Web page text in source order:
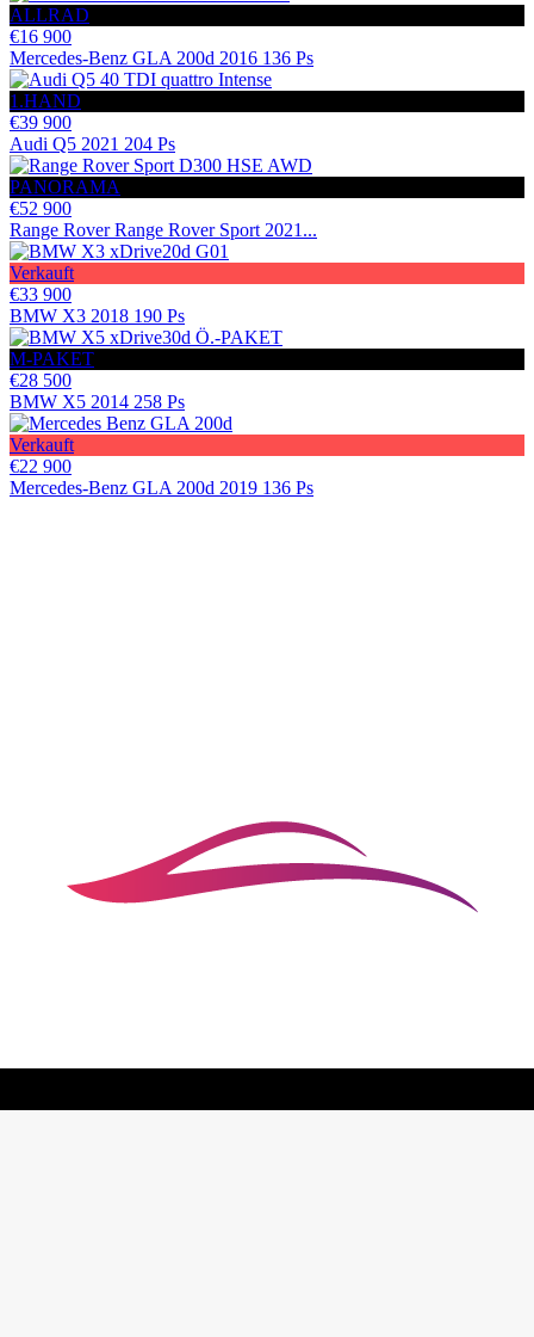
ALLRAD
€16 900
Mercedes-Benz GLA 200d 2016 136 Ps
1.HAND
€39 900
Audi Q5 2021 204 Ps
PANORAMA
€52 900
Range Rover Range Rover Sport 2021...
Verkauft
€33 900
BMW X3 2018 190 Ps
M-PAKET
€28 500
BMW X5 2014 258 Ps
Verkauft
€22 900
Mercedes-Benz GLA 200d 2019 136 Ps